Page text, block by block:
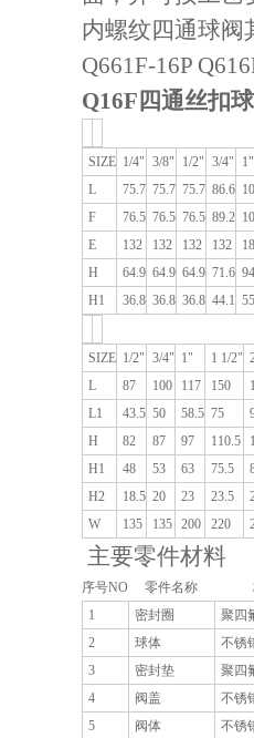
内螺纹四通球阀
Q661F-16P
Q16F 四通丝扣
SIZE 1/4" 3/8" 1/2" 3/4"
1"
L
75.7 75.7 75.7 86.6
F
76.5 76.5 76.5 89.2
E
132 132 132 132
H
64.9 64.9 64.9 71.6
H1
36.8 36.8 36.8 44.1
SIZE 1/2" 3/4" 1" 1 1/2"
L
87 100 117 150
L1
43.5 50 58.5 75
H
82 87 97 110.5
H1
48 53 63 75.5
H2
18.5 20 23 23.5
W
135 135 200 220
主要零件材料
序号NO 零件名称
1
密封圈
聚四
2
球体
不锈
3
密封垫
聚四
4
阀盖
不锈
5
阀体
不锈